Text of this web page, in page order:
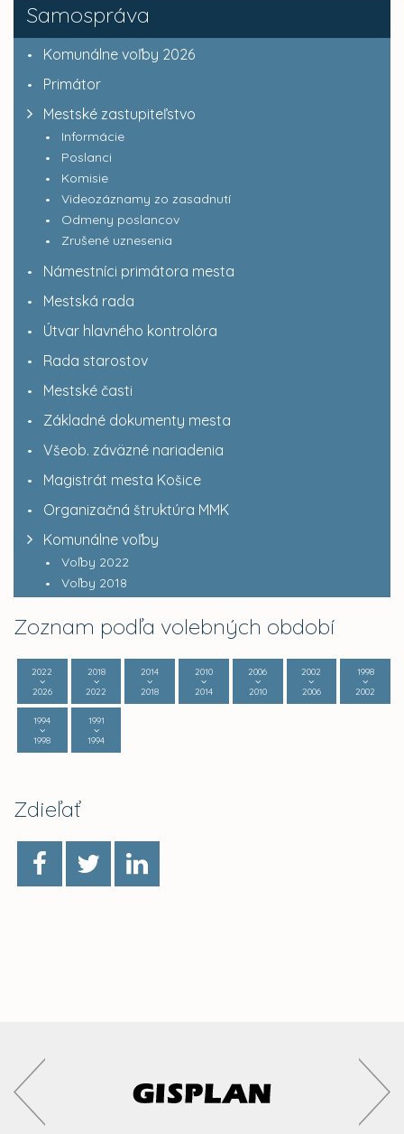
Samospráva
Komunálne voľby 2026
Primátor
Mestské zastupiteľstvo
Informácie
Poslanci
Komisie
Videozáznamy zo zasadnutí
Odmeny poslancov
Zrušené uznesenia
Námestníci primátora mesta
Mestská rada
Útvar hlavného kontrolóra
Rada starostov
Mestské časti
Základné dokumenty mesta
Všeob. záväzné nariadenia
Magistrát mesta Košice
Organizačná štruktúra MMK
Komunálne voľby
Voľby 2022
Voľby 2018
Zoznam podľa volebných období
2022
2026
2018
2022
2014
2018
2010
2014
2006
2010
2002
2006
1998
2002
1994
1998
1991
1994
Zdieľať